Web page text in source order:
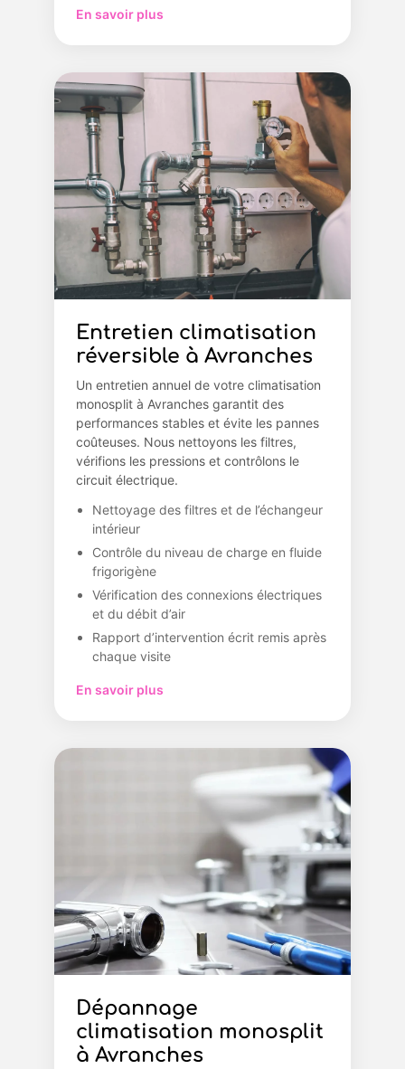
En savoir plus
Entretien climatisation
réversible à Avranches
Un entretien annuel de votre climatisation
monosplit à Avranches garantit des
performances stables et évite les pannes
coûteuses. Nous nettoyons les filtres,
vérifions les pressions et contrôlons le
circuit électrique.
Nettoyage des filtres et de l’échangeur
intérieur
Contrôle du niveau de charge en fluide
frigorigène
Vérification des connexions électriques
et du débit d’air
Rapport d’intervention écrit remis après
chaque visite
En savoir plus
Dépannage
climatisation monosplit
à Avranches